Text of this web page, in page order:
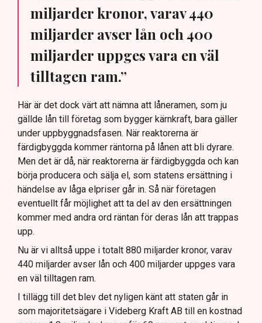
miljarder kronor, varav 440
miljarder avser lån och 400
miljarder uppges vara en väl
tilltagen ram.”
Här är det dock värt att nämna att låneramen, som ju
gällde lån till företag som bygger kärnkraft, bara gäller
under uppbyggnadsfasen. När reaktorerna är
färdigbyggda kommer räntorna på lånen att bli dyrare.
Men det är då, när reaktorerna är färdigbyggda och kan
börja producera och sälja el, som statens ersättning i
händelse av låga elpriser går in. Så när företagen
eventuellt får möjlighet att ta del av den ersättningen
kommer med andra ord räntan för deras lån att trappas
upp.
Nu är vi alltså uppe i totalt 880 miljarder kronor, varav
440 miljarder avser lån och 400 miljarder uppges vara
en väl tilltagen ram.
I tillägg till det blev det nyligen känt att staten går in
som majoritetsägare i Videberg Kraft AB till en kostnad